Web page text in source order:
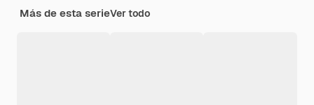
Más de esta serieVer todo